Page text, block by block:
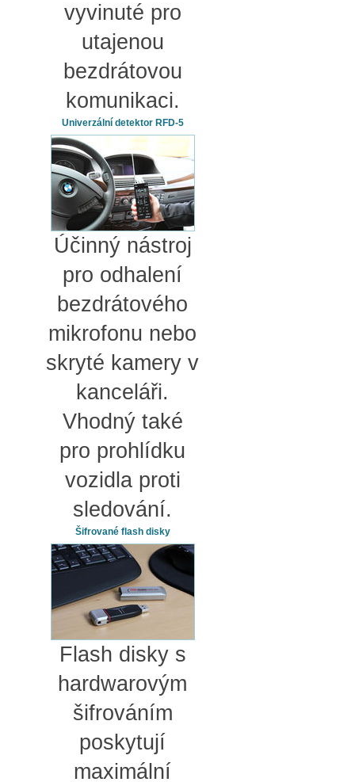
vyvinuté pro
utajenou
bezdrátovou
komunikaci.
Univerzální detektor RFD-5
Účinný nástroj
pro odhalení
bezdrátového
mikrofonu nebo
skryté kamery v
kanceláři.
Vhodný také
pro prohlídku
vozidla proti
sledování.
Šifrované flash disky
Flash disky s
hardwarovým
šifrováním
poskytují
maximální